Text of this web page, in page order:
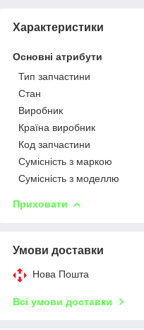
Характеристики
Основні атрибути
Тип запчастини
Стан
Виробник
Країна виробник
Код запчастини
Сумісність з маркою
Сумісність з моделлю
Приховати
Умови доставки
Нова Пошта
Всі умови доставки